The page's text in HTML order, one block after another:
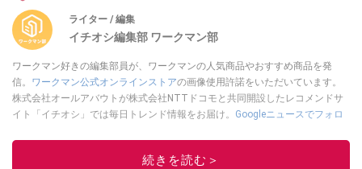
ライター / 編集
イチオシ編集部 ワークマン部
ワークマン好きの編集部員が、ワークマンの人気商品やおすすめ商品を発
信。 ワークマン公式オンラインストアの画像使用許諾をいただいています。
株式会社オールアバウトが株式会社NTTドコモと共同開設したレコメンドサ
イト「イチオシ」では毎日トレンド情報をお届け。 Googleニュースでフォロ
このイチオシストの他の記事を読む
続きを読む＞